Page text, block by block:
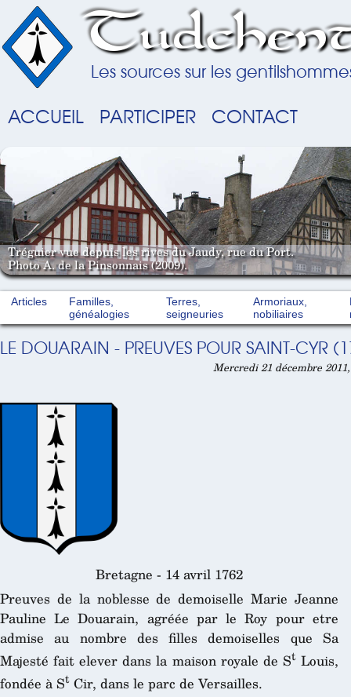
Les sources sur les
ACCUEIL PARTICIPER CONTACT
Tréguier vue depuis les rives du Jaudy, rue du Port.
Photo A. de la Pinsonnais (2009).
Articles
Familles,
généalogies
Terres,
seigneuries
Armoriaux,
nobiliaires
LE DOUARAIN - PREUVES POUR SAINT-CYR
Mercredi 21 décembre
Bretagne - 14 avril 1762
Preuves de la noblesse de demoiselle Marie Jeanne
Pauline Le Douarain, agréée par le Roy pour etre
admise au nombre des filles demoiselles que Sa
Majesté fait elever dans la maison royale de StLouis,
fondée à StCir, dans le parc de Versailles.